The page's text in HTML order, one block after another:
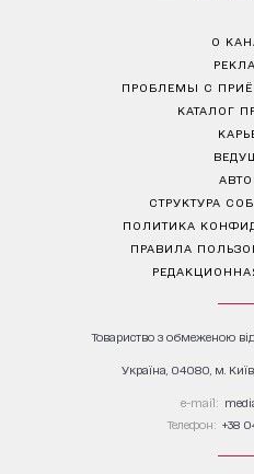
О
ПРОБЛЕМЫ С
КАТАЛОГ
СТРУКТУРА
ПОЛИТИКА
ПРАВИЛА
Товариство з обмеженою
Україна, 04080, м.
е-mail:
Телефон: +38